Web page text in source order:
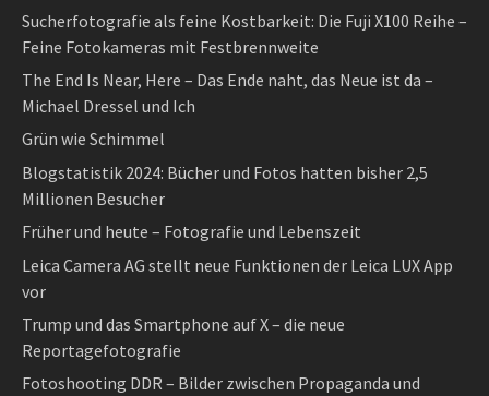
Sucherfotografie als feine Kostbarkeit: Die Fuji X100 Reihe –
Feine Fotokameras mit Festbrennweite
The End Is Near, Here – Das Ende naht, das Neue ist da –
Michael Dressel und Ich
Grün wie Schimmel
Blogstatistik 2024: Bücher und Fotos hatten bisher 2,5
Millionen Besucher
Früher und heute – Fotografie und Lebenszeit
Leica Camera AG stellt neue Funktionen der Leica LUX App
vor
Trump und das Smartphone auf X – die neue
Reportagefotografie
Fotoshooting DDR – Bilder zwischen Propaganda und